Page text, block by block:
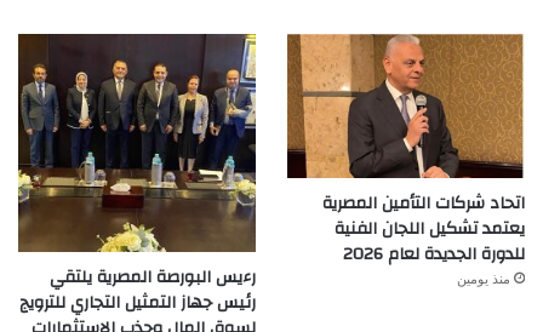
اتحاد شركات التأمين المصرية
يعتمد تشكيل اللجان الفنية
للدورة الجديدة لعام 2026
منذ يومين
رءيس البورصة المصرية يلتقي
رئيس جهاز التمثيل التجاري للترويج